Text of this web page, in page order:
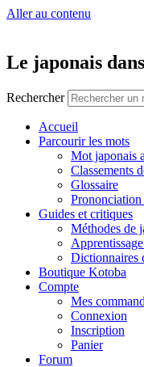
Aller au contenu
Le japonais
Rechercher
Accueil
Parcourir les mots
Mot japonais
Classements
Glossaire
Guides et critiques
Méthodes de
Dictionnaires
Boutique Kotoba
Compte
Mes
Connexion
Inscription
Panier
Forum